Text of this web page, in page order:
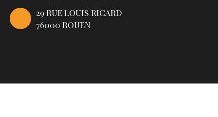
29 RUE LOUIS RICARD
76000 ROUEN